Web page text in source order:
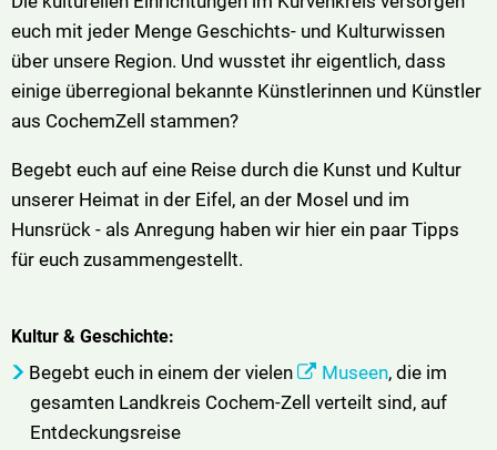
euch mit jeder Menge Geschichts- und Kulturwissen
über unsere Region. Und wusstet ihr eigentlich, dass
einige überregional bekannte Künstlerinnen und Künstler
aus CochemZell stammen?
Begebt euch auf eine Reise durch die Kunst und Kultur
unserer Heimat in der Eifel, an der Mosel und im
Hunsrück - als Anregung haben wir hier ein paar Tipps
für euch zusammengestellt.
Kultur & Geschichte:
Begebt euch in einem der vielen Museen, die im
gesamten Landkreis Cochem-Zell verteilt sind, auf
Entdeckungsreise